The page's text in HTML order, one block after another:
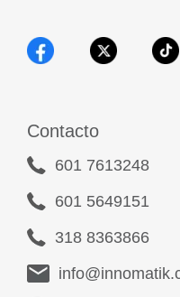
Contacto
601 7613248
601 5649151
318 8363866